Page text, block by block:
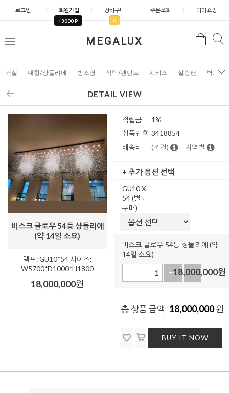
로그인 회원가입
+3000 P
장바구니
0
주문조회 마이쇼핑
MEGALUX
메
검
거실 대형/샹들리에 방조명 식탁/팬던트 시리즈 실링팬 벽조명
DETAIL VIEW
비스크 글로우 54등 샹들리에
(약 14일 소요)
램프: GU10*54 사이즈:
W5700*D1000*H1800
18,000,000원
적립금
1%
상품번호 3418854
배송비
(조건) 지역별
+ 추가 옵션 선택
GU10 X
54 (별도
구매)
비스크 글로우 54등 샹들리에 (약
14일 소요)
+1 -1
18,000,000원
총 상품 금액 18,000,000원
BUY IT NOW